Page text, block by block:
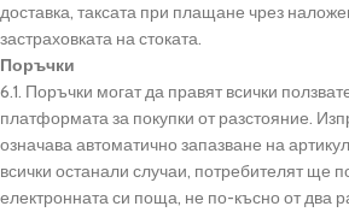
доставка, таксата при плащане чрез
застраховката на стоката.
Поръчки
6.1. Поръчки могат да правят всички
платформата за покупки от разстояние.
означава автоматично запазване на
всички останали случаи, потребителят ще
електронната си поща, не по-късно от два